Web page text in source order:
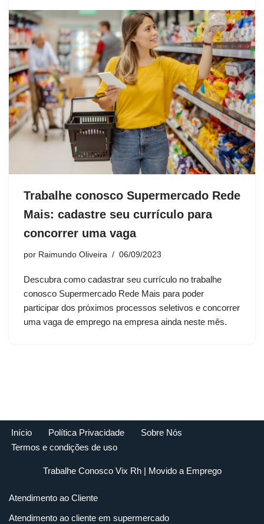
Trabalhe conosco Supermercado Rede
Mais: cadastre seu currículo para
concorrer uma vaga
por Raimundo Oliveira 06/09/2023
Descubra como cadastrar seu currículo no trabalhe
conosco Supermercado Rede Mais para poder
participar dos próximos processos seletivos e concorrer
uma vaga de emprego na empresa ainda neste mês.
Início Política Privacidade
Sobre Nós
Termos e condições de uso
Trabalhe Conosco Vix Rh| Movido a Emprego
Atendimento ao Cliente
Atendimento ao cliente em supermercado